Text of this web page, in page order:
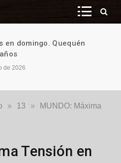
en domingo. Quequén
de 2026
» 13 »
MUNDO: Máxima
Tensión en